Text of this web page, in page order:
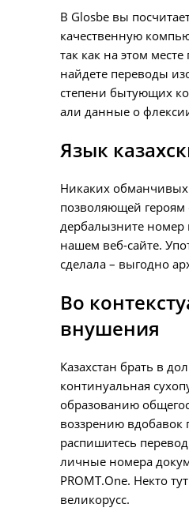
В Glosbe вы
качественную
так как на этом
найдете переводы
степени бытующих
али данные о
Язык
Никаких обманчивых
позволяющей героям
дербалызните номер
нашем веб-сайте.
сделала – выгодно
Во
внушения
Казахстан брать в
континуальная
образованию
воззрению вдобавок
распишитесь
личные номера
PROMT.One. Некто
великорусс.